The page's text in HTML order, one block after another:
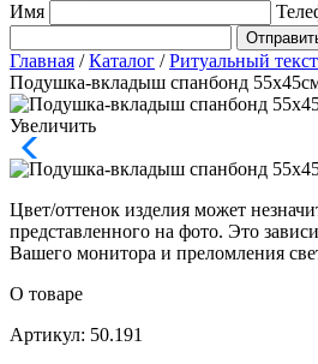
Имя
Главная / Каталог / Ритуальный
Подушка-вкладыш спанбонд
Увеличить
Цвет/оттенок изделия может
представленного на фото. Это
Вашего монитора и преломления
О товаре
Артикул: 50.191